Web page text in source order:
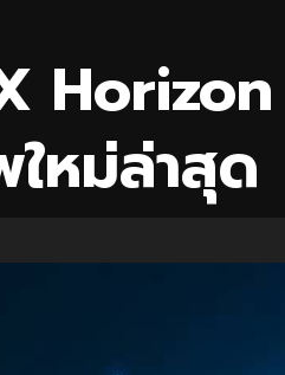
หม่ล่าสุด